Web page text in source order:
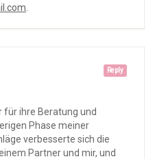
Reply
für ihre Beratung und
Phase meiner
verbesserte sich die
Partner und mir, und